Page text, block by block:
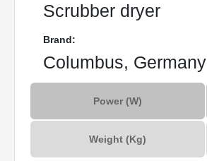
Scrubber dryer
Brand:
Columbus, Germany
Power (W)
Weight (Kg)